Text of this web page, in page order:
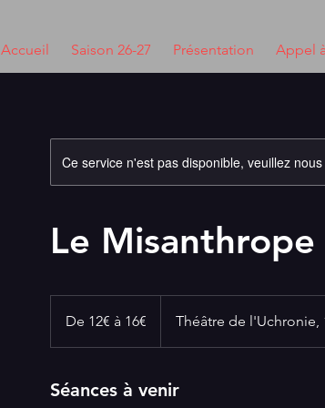
Accueil Saison 26-27 Présentation Appel
Ce service n'est pas disponible, veuillez
Le Misanthrope
De 12€ à 16€ Théâtre de l'Uchronie,
Séances à venir